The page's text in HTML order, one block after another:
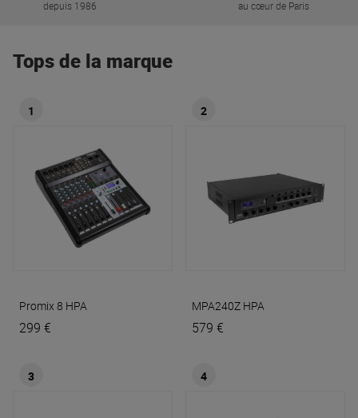
depuis 1986 au cœur de Paris
Tops de la marque
1
Promix 8 HPA
299 €
2
MPA240Z HPA
579 €
3 4